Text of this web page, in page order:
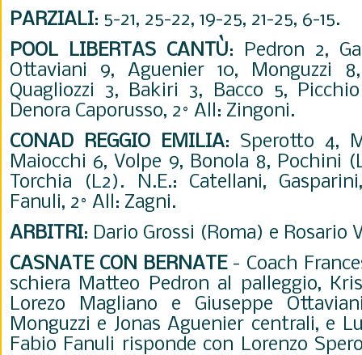
PARZIALI: 5-21, 25-22, 19-25, 21-25, 6-15.
POOL LIBERTAS CANTÙ: Pedron 2,
Ottaviani 9, Aguenier 10, Monguzzi
Quagliozzi 3, Bakiri 3, Bacco 5,
Denora Caporusso, 2° All: Zingoni.
CONAD REGGIO EMILIA: Sperotto 4,
Maiocchi 6, Volpe 9, Bonola 8, Pochini
Torchia (L2). N.E.: Catellani,
Fanuli, 2° All: Zagni.
ARBITRI: Dario Grossi (Roma) e Rosario
CASNATE CON BERNATE- Coach
schiera Matteo Pedron al palleggio,
Lorezo Magliano e Giuseppe
Monguzzi e Jonas Aguenier centrali, e
Fabio Fanuli risponde con Lorenzo